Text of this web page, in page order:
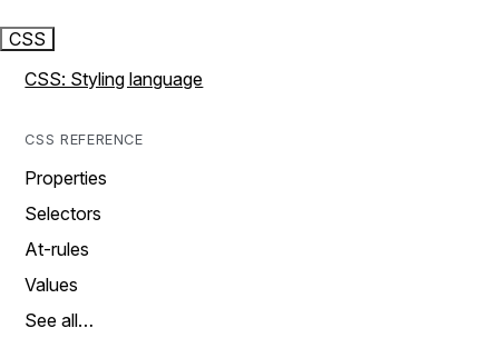
CSS
CSS: Styling language
CSS REFERENCE
Properties
Selectors
At-rules
Values
See all…